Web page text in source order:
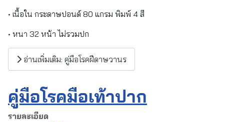
• เนื้อใน กระดาษปอนด์ 80 แกรม พิมพ์ 4 สี
• หนา 32 หน้า ไม่รวมปก
อ่านเพิ่มเติม: คู่มือโรคฝีดาษวานร
คู่มือโรคมือเท้าปาก
รายละเอียด